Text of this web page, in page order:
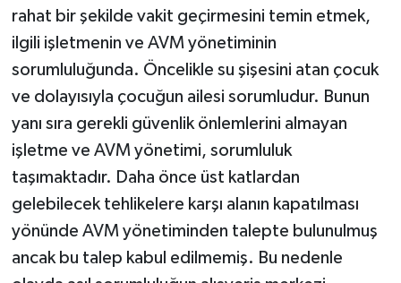
rahat bir şekilde vakit geçirmesini temin etmek,
ilgili işletmenin ve AVM yönetiminin
sorumluluğunda. Öncelikle su şişesini atan çocuk
ve dolayısıyla çocuğun ailesi sorumludur. Bunun
yanı sıra gerekli güvenlik önlemlerini almayan
işletme ve AVM yönetimi, sorumluluk
taşımaktadır. Daha önce üst katlardan
gelebilecek tehlikelere karşı alanın kapatılması
yönünde AVM yönetiminden talepte bulunulmuş
ancak bu talep kabul edilmemiş. Bu nedenle